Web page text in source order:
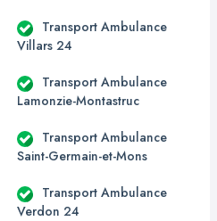
Transport Ambulance
Villars 24
Transport Ambulance
Lamonzie-Montastruc
Transport Ambulance
Saint-Germain-et-Mons
Transport Ambulance
Verdon 24